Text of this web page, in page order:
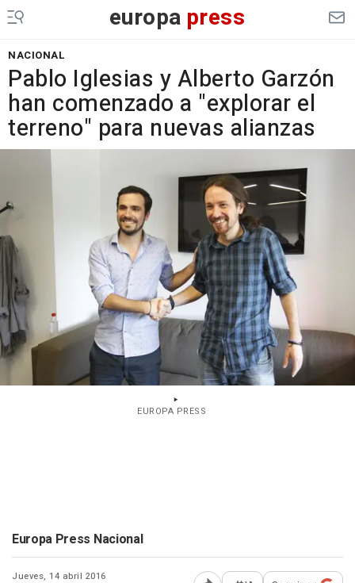
europa press
NACIONAL
Pablo Iglesias y Alberto Garzón
han comenzado a "explorar el
terreno" para nuevas alianzas
EUROPA PRESS
Europa Press Nacional
Jueves, 14 abril 2016